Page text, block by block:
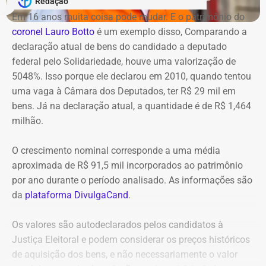
Na avaliação dos auditores, o conjunto das evidências
aponta indícios relevantes de irregularidades na execução
e fiscalização contratual, além de fragilidades na
confiabilidade das informações produzidas. O relatório
foi encaminhado ao Ministério Público, ao Tribunal de
Contas e ao Conselho Administrativo de Defesa
Econômica (Cade).
Nova gestão amplia pente-fino no
instituto
As novas suspeitas surgem menos de um mês após o
Ministério Público que investigou um suposto esquema
de desvio de recursos públicos de aproximadamente R$
86 milhões.
na circulação de ônibus pela região. Ainda segundo o
COR, uma faixa de rolamento da pista está ocupada para
que os bombeiros possam atuar no combate às chamas.
Equipes do quartel do Grajaú do Corpo de Bombeiros
seguem no local trabalhando para controlar o incêndio.
Até o momento, não há informação sobre feridos.
Também não se sabe o que causou o fogo na área.
Em 16 anos muita coisa pode mudar. E o patrimônio do
coronel Lauro Botto é um exemplo disso, Comparando a
declaração atual de bens do candidado a deputado
federal pelo Solidariedade, houve uma valorização de
5048%. Isso porque ele declarou em 2010, quando tentou
uma vaga à Câmara dos Deputados, ter R$ 29 mil em
bens. Já na declaração atual, a quantidade é de R$ 1,464
milhão.
O crescimento nominal corresponde a uma média
aproximada de R$ 91,5 mil incorporados ao patrimônio
por ano durante o período analisado. As informações são
da plataforma DivulgaCand.
Os valores são autodeclarados pelos candidatos à
Justiça Eleitoral e podem considerar os preços históricos
de aquisição dos bens, e não necessariamente o valor